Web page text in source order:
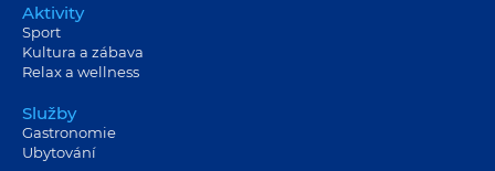
Aktivity
Sport
Kultura a zábava
Relax a wellness
Služby
Gastronomie
Ubytování